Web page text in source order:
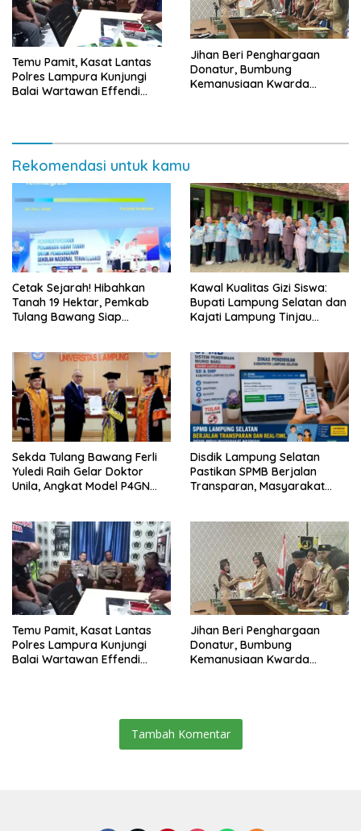
Temu Pamit, Kasat Lantas
Polres Lampura Kunjungi
Balai Wartawan Effendi
Jihan Beri Penghargaan
Donatur, Bumbung
Kemanusiaan Kwarda
Rekomendasi untuk kamu
Cetak Sejarah! Hibahkan
Tanah 19 Hektar, Pemkab
Tulang Bawang Siap
Lampung
Kawal Kualitas Gizi Siswa:
Bupati Lampung Selatan dan
Kajati Lampung Tinjau
Sekda Tulang Bawang Ferli
Yuledi Raih Gelar Doktor
Unila, Angkat Model P4GN
Disdik Lampung Selatan
Pastikan SPMB Berjalan
Transparan, Masyarakat
Temu Pamit, Kasat Lantas
Polres Lampura Kunjungi
Balai Wartawan Effendi
Jihan Beri Penghargaan
Donatur, Bumbung
Kemanusiaan Kwarda
Tambah Komentar